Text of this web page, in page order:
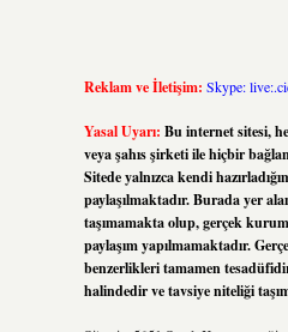
Reklam ve İletişim: Skype:
Yasal Uyarı: Bu internet sitesi,
veya şahıs şirketi ile hiçbir
Sitede yalnızca kendi
paylaşılmaktadır. Burada yer
taşımamakta olup, gerçek
paylaşım yapılmamaktadır.
benzerlikleri tamamen
halindedir ve tavsiye niteliği